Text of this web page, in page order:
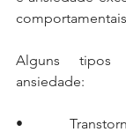
Alguns tipos
ansiedade:
•	Transtorno de Ansiedade